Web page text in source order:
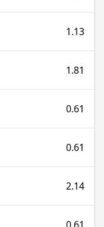
1.13
1.81
0.61
0.61
2.14